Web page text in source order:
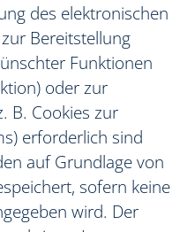
des elektronischen
Bereitstellung
Funktionen
oder zur
B. Cookies zur
erforderlich sind
auf Grundlage von
sofern keine
wird. Der